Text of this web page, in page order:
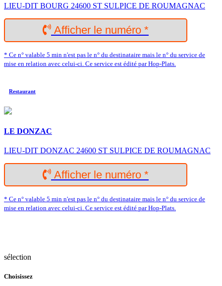
LIEU-DIT BOURG 24600 ST SULPICE DE ROUMAGNAC
Afficher le numéro *
* Ce n° valable 5 min n'est pas le n° du destinataire mais le n° du service de
mise en relation avec celui-ci. Ce service est édité par Hop-Plats.
Restaurant
LE DONZAC
LIEU-DIT DONZAC 24600 ST SULPICE DE ROUMAGNAC
Afficher le numéro *
* Ce n° valable 5 min n'est pas le n° du destinataire mais le n° du service de
mise en relation avec celui-ci. Ce service est édité par Hop-Plats.
sélection
Choisissez